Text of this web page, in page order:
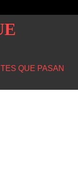
QUE PASAN